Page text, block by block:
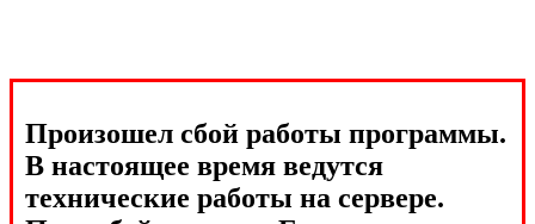
Произошел сбой работы программы.
В настоящее время ведутся
технические работы на сервере.